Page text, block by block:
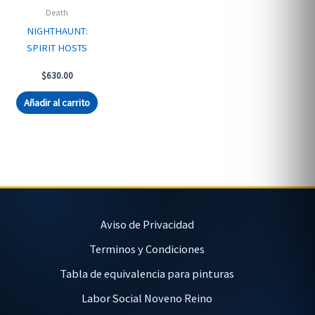
Death
NIGHTHAUNT:
SPIRIT HOSTS
$630.00
Añadir al carrito
Aviso de Privacidad
Terminos y Condiciones
Tabla de equivalencia para pinturas
Labor Social Noveno Reino